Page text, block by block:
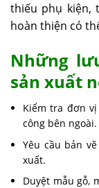
thiếu phụ kiện,
hoàn thiện có
Những
sản xuất
Kiểm tra đơn
công bên ngoài.
Yêu cầu bản
xuất.
Duyệt mẫu gỗ,